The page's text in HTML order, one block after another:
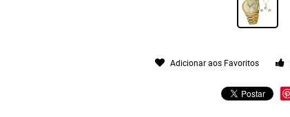
Adicionar aos Favoritos